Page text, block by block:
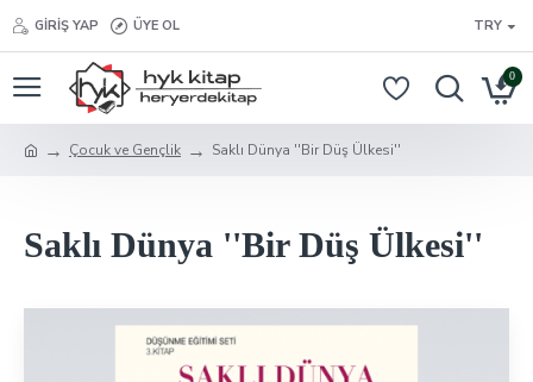
GIRIŞ YAP ÜYE OL TRY
0
Çocuk ve Gençlik Saklı Dünya ''Bir Düş Ülkesi''
Saklı Dünya ''Bir Düş Ülkesi''